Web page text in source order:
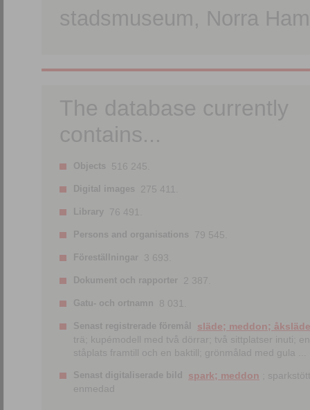
stadsmuseum, Norra
The database currently
contains...
Objects 516 245.
Digital images 275 411.
Library 76 491.
Persons and organisations 79 545.
Föreställningar 3 693.
Dokument och rapporter 2 387.
Gatu- och ortnamn 8 031.
Senast registrerade föremål
släde; meddon; åksläde
trä; kupémodell med två dörrar; två sittplatser inuti; en
ståplats framtill och en baktill; grönmålad med gula ...
Senast digitaliserade bild spark; meddon ;
enmedad